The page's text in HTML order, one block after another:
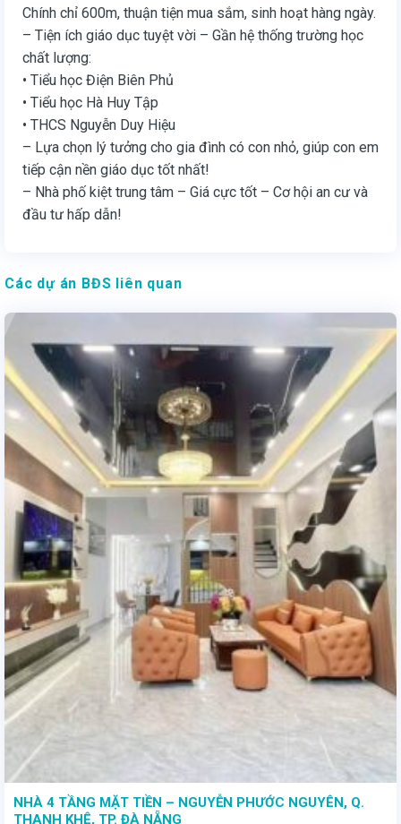
Chính chỉ 600m, thuận tiện mua sắm, sinh hoạt hàng ngày.
– Tiện ích giáo dục tuyệt vời – Gần hệ thống trường học
chất lượng:
• Tiểu học Điện Biên Phủ
• Tiểu học Hà Huy Tập
• THCS Nguyễn Duy Hiệu
– Lựa chọn lý tưởng cho gia đình có con nhỏ, giúp con em
tiếp cận nền giáo dục tốt nhất!
– Nhà phố kiệt trung tâm – Giá cực tốt – Cơ hội an cư và
đầu tư hấp dẫn!
Các dự án BĐS liên quan
NHÀ 4 TẦNG MẶT TIỀN – NGUYỄN PHƯỚC NGUYÊN, Q.
THANH KHÊ, TP. ĐÀ NẴNG